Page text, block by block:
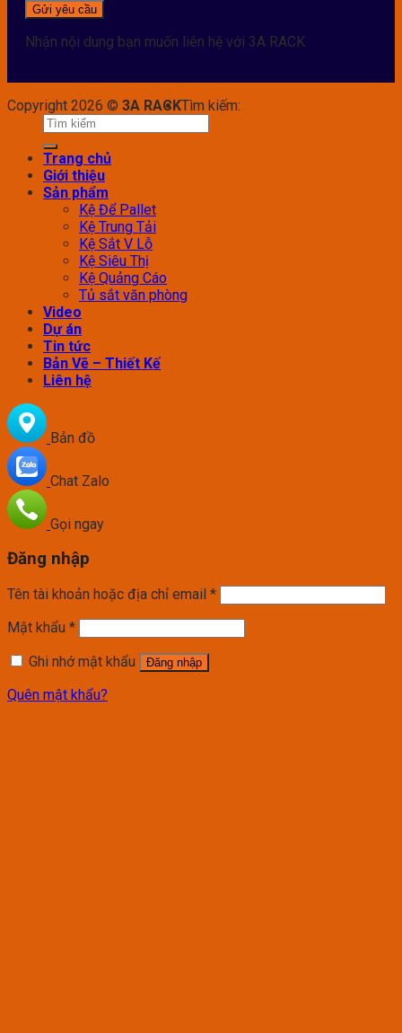
Nhận nội dung bạn muốn liên hệ với 3A RACK
Copyright 2026 © 3A RACKTìm kiếm:
Trang chủ
Giới thiệu
Sản phẩm
Kệ Để Pallet
Kệ Trung Tải
Kệ Sắt V Lỗ
Kệ Siêu Thị
Kệ Quảng Cáo
Tủ sắt văn phòng
Video
Dự án
Tin tức
Bản Vẽ – Thiết Kế
Liên hệ
Bản đồ
Chat Zalo
Gọi ngay
Đăng nhập
Tên tài khoản hoặc địa chỉ email *
Mật khẩu *
Ghi nhớ mật khẩu
Đăng nhập
Quên mật khẩu?